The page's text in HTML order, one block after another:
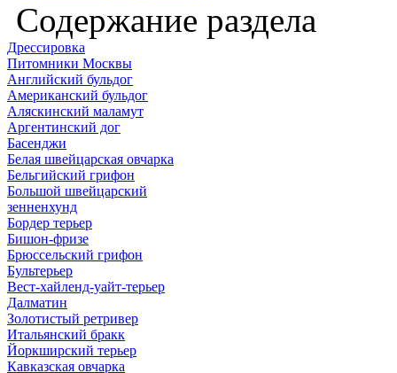
Содержание раздела
Дрессировка
Питомники Москвы
Английский бульдог
Американский бульдог
Аляскинский маламут
Аргентинский дог
Басенджи
Белая швейцарская овчарка
Бельгийский грифон
Большой швейцарский
зенненхунд
Бордер терьер
Бишон-фризе
Брюссельский грифон
Бультерьер
Вест-хайленд-уайт-терьер
Далматин
Золотистый ретривер
Итальянский бракк
Йоркширский терьер
Кавказская овчарка